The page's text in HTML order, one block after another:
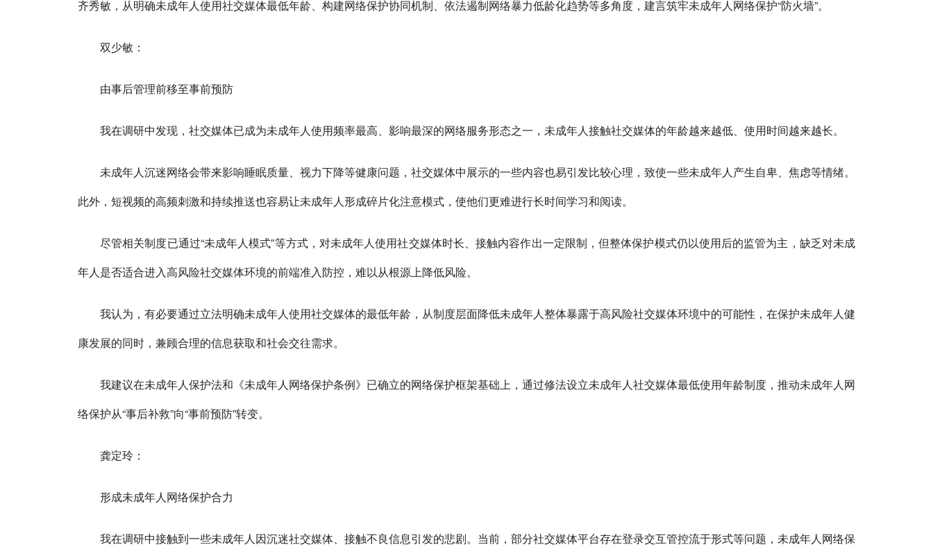
齐秀敏，从明确未成年人使用社交媒体最低年龄、构建网络保护协同机制、依法遏制网络暴力低龄化趋势等多角度，建言筑牢未成年人网络保护“防火墙”。
双少敏：
由事后管理前移至事前预防
我在调研中发现，社交媒体已成为未成年人使用频率最高、影响最深的网络服务形态之一，未成年人接触社交媒体的年龄越来越低、使用时间越来越长。
未成年人沉迷网络会带来影响睡眠质量、视力下降等健康问题，社交媒体中展示的一些内容也易引发比较心理，致使一些未成年人产生自卑、焦虑等情绪。
此外，短视频的高频刺激和持续推送也容易让未成年人形成碎片化注意模式，使他们更难进行长时间学习和阅读。
尽管相关制度已通过“未成年人模式”等方式，对未成年人使用社交媒体时长、接触内容作出一定限制，但整体保护模式仍以使用后的监管为主，缺乏对未成
年人是否适合进入高风险社交媒体环境的前端准入防控，难以从根源上降低风险。
我认为，有必要通过立法明确未成年人使用社交媒体的最低年龄，从制度层面降低未成年人整体暴露于高风险社交媒体环境中的可能性，在保护未成年人健
康发展的同时，兼顾合理的信息获取和社会交往需求。
我建议在未成年人保护法和《未成年人网络保护条例》已确立的网络保护框架基础上，通过修法设立未成年人社交媒体最低使用年龄制度，推动未成年人网
络保护从“事后补救”向“事前预防”转变。
龚定玲：
形成未成年人网络保护合力
我在调研中接触到一些未成年人因沉迷社交媒体、接触不良信息引发的悲剧。当前，部分社交媒体平台存在登录交互管控流于形式等问题，未成年人网络保